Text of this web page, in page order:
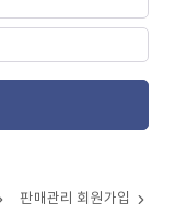
판매관리 회원가입